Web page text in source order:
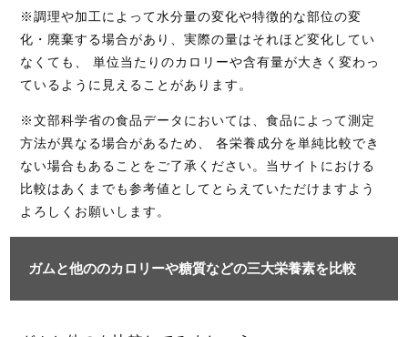
※調理や加工によって水分量の変化や特徴的な部位の変
化・廃棄する場合があり、実際の量はそれほど変化してい
なくても、 単位当たりのカロリーや含有量が大きく変わっ
ているように見えることがあります。
※文部科学省の食品データにおいては、食品によって測定
方法が異なる場合があるため、 各栄養成分を単純比較でき
ない場合もあることをご了承ください。当サイトにおける
比較はあくまでも参考値としてとらえていただけますよう
よろしくお願いします。
ガムと他ののカロリーや糖質などの三大栄養素を比較